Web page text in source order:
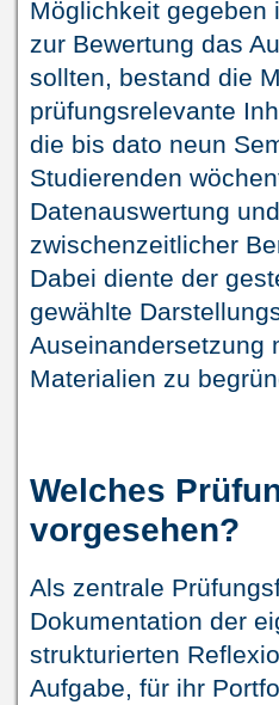
Möglichkeit gegeben
zur Bewertung das
sollten, bestand die
prüfungsrelevante
die bis dato neun
Studierenden
Datenauswertung
zwischenzeitlicher
Dabei diente der
gewählte
Auseinandersetzung
Materialien zu
Welches
vorgesehen?
Als zentrale
Dokumentation der
strukturierten
Aufgabe, für ihr